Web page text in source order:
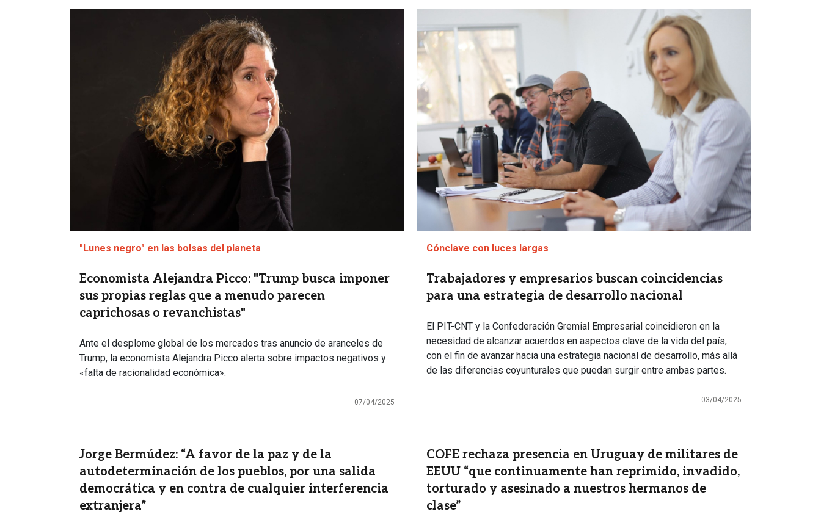
"Lunes negro" en las bolsas del planeta
Economista Alejandra Picco: "Trump busca imponer
sus propias reglas que a menudo parecen
caprichosas o revanchistas"
Ante el desplome global de los mercados tras anuncio de aranceles de
Trump, la economista Alejandra Picco alerta sobre impactos negativos y
«falta de racionalidad económica».
07/04/2025
Cónclave con luces largas
Trabajadores y empresarios buscan coincidencias
para una estrategia de desarrollo nacional
El PIT-CNT y la Confederación Gremial Empresarial coincidieron en la
necesidad de alcanzar acuerdos en aspectos clave de la vida del país,
con el fin de avanzar hacia una estrategia nacional de desarrollo, más allá
de las diferencias coyunturales que puedan surgir entre ambas partes.
03/04/2025
Jorge Bermúdez: “A favor de la paz y de la
autodeterminación de los pueblos, por una salida
democrática y en contra de cualquier interferencia
extranjera”
COFE rechaza presencia en Uruguay de militares de
EEUU “que continuamente han reprimido, invadido,
torturado y asesinado a nuestros hermanos de
clase”